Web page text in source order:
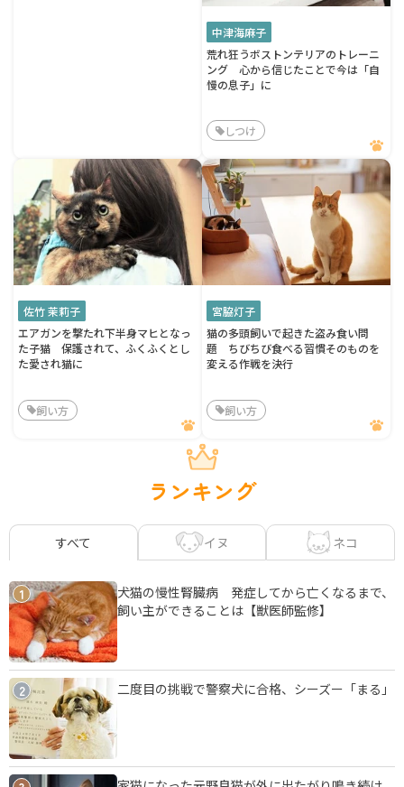
中津海麻子
荒れ狂うボストンテリアのトレーニ
ング 心から信じたことで今は「自
慢の息子」に
しつけ
佐竹 茉莉子
エアガンを撃たれ下半身マヒとなっ
た子猫 保護されて、ふくふくとし
た愛され猫に
飼い方
宮脇灯子
猫の多頭飼いで起きた盗み食い問
題 ちびちび食べる習慣そのものを
変える作戦を決行
飼い方
ランキング
すべて イヌ ネコ
1
犬猫の慢性腎臓病 発症してから亡くなるまで、
飼い主ができることは【獣医師監修】
2 二度目の挑戦で警察犬に合格、シーズー「まる」